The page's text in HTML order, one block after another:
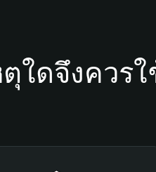
ตุใดจึงควร